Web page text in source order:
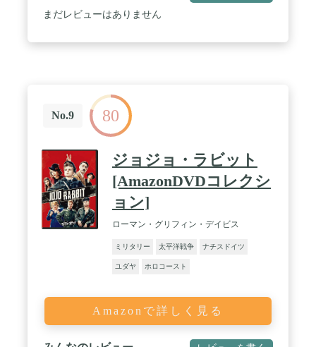
まだレビューはありません
No.9 80
ジョジョ・ラビット
[AmazonDVDコレクシ
ョン]
ローマン・グリフィン・デイビス
ミリタリー 太平洋戦争 ナチスドイツ
ユダヤ ホロコースト
Amazonで詳しく見る